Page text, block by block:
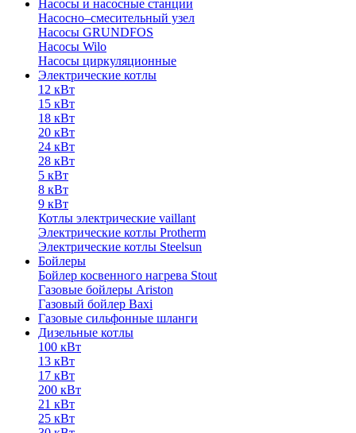
Насосы и насосные станции
Насосно–смесительный узел
Насосы GRUNDFOS
Насосы Wilo
Насосы циркуляционные
Электрические котлы
12 кВт
15 кВт
18 кВт
20 кВт
24 кВт
28 кВт
5 кВт
8 кВт
9 кВт
Котлы электрические vaillant
Электрические котлы Protherm
Электрические котлы Steelsun
Бойлеры
Бойлер косвенного нагрева Stout
Газовые бойлеры Ariston
Газовый бойлер Baxi
Газовые сильфонные шланги
Дизельные котлы
100 кВт
13 кВт
17 кВт
200 кВт
21 кВт
25 кВт